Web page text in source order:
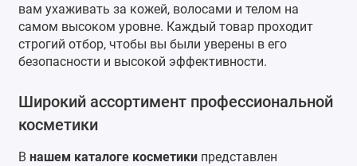
вам ухаживать за кожей, волосами и телом на
самом высоком уровне. Каждый товар проходит
строгий отбор, чтобы вы были уверены в его
безопасности и высокой эффективности.
Широкий ассортимент профессиональной
косметики
В нашем каталоге косметикипредставлен